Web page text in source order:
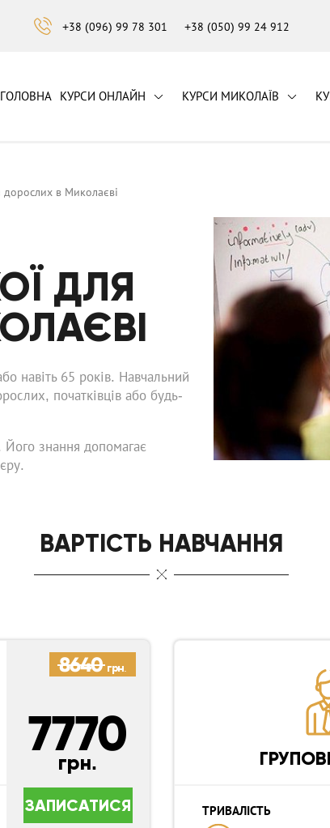
+38 (096) 99 78 301 +38 (050) 99 24 912
ГОЛОВНА КУРСИ ОНЛАЙН КУРСИ МИКОЛАЇВ
дорослих в Миколаєві
ДЛЯ
навіть 65 років. Навчальний
початківців або будь-
Його знання допомагає
ВАРТІСТЬ НАВЧАННЯ
7770
грн.
8640грн.
ЗАПИСАТИСЯ ТРИВАЛІСТЬ